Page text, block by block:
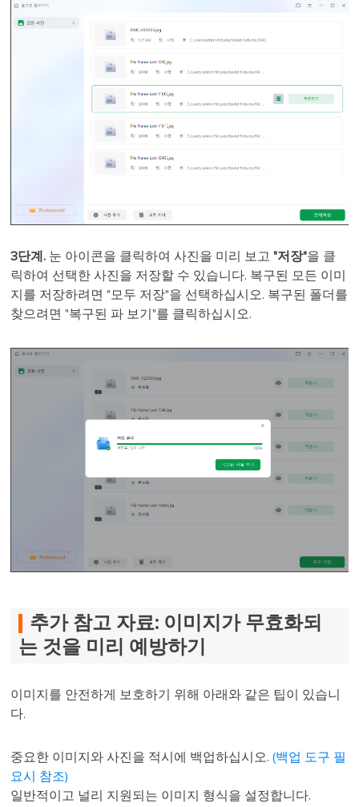
3단계. 눈 아이콘을 클릭하여 사진을 미리 보고"저장"을 클
릭하여 선택한 사진을 저장할 수 있습니다. 복구된 모든 이미
지를 저장하려면 "모두 저장"을 선택하십시오. 복구된 폴더를
찾으려면 "복구된 파 보기"를 클릭하십시오.
추가 참고 자료: 이미지가 무효화되
는 것을 미리 예방하기
이미지를 안전하게 보호하기 위해 아래와 같은 팁이 있습니
다.
중요한 이미지와 사진을 적시에 백업하십시오.(백업 도구 필
요시 참조)
일반적이고 널리 지원되는 이미지 형식을 설정합니다.